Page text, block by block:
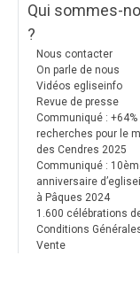
Qui sommes-
?
Nous contacter
On parle de nous
Vidéos egliseinfo
Revue de presse
Communiqué : +64%
recherches pour le
des Cendres 2025
Communiqué :
anniversaire
à Pâques 2024
1.600 célébrations
Conditions
Vente